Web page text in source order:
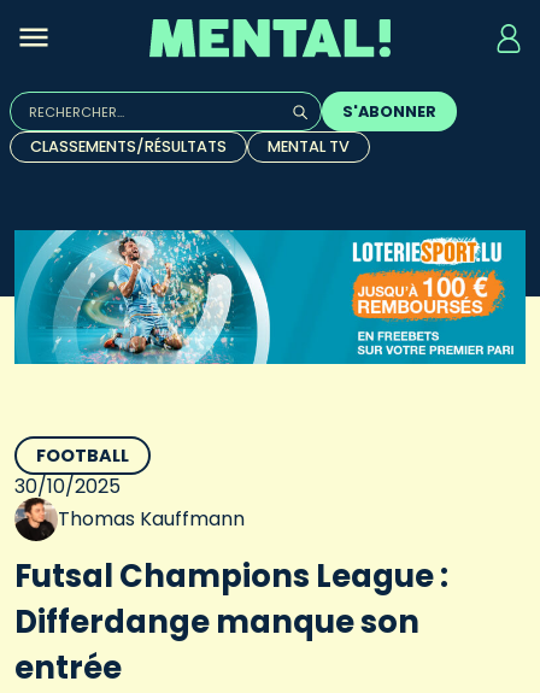
Rechercher :
Quand les résultats de l'auto-complétion sont
S'ABONNER
CLASSEMENTS/RÉSULTATS
MENTAL TV
FOOTBALL
30/10/2025
Thomas Kauffmann
Futsal Champions League :
Differdange manque son
entrée